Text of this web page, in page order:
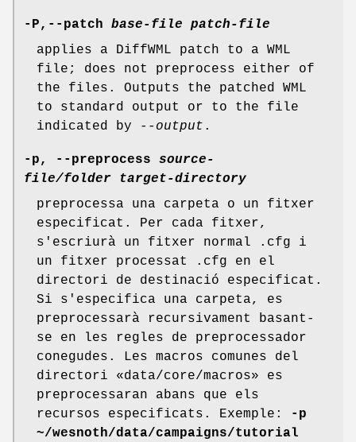
-P,--patch base-file
patch-file
applies a DiffWML patch to a WML
file; does not preprocess either of
the files. Outputs the patched WML
to standard output or to the file
indicated by
--output .
-p, --preprocess source-
file/folder
target-directory
preprocessa una carpeta o un fitxer
especificat. Per cada fitxer,
s'escriurà un fitxer normal .cfg i
un fitxer processat .cfg en el
directori de destinació especificat.
Si s'especifica una carpeta, es
preprocessarà recursivament basant-
se en les regles de preprocessador
conegudes. Les macros comunes del
directori «data/core/macros» es
preprocessaran abans que els
recursos especificats. Exemple:
-p
~/wesnoth/data/campaigns/tutorial